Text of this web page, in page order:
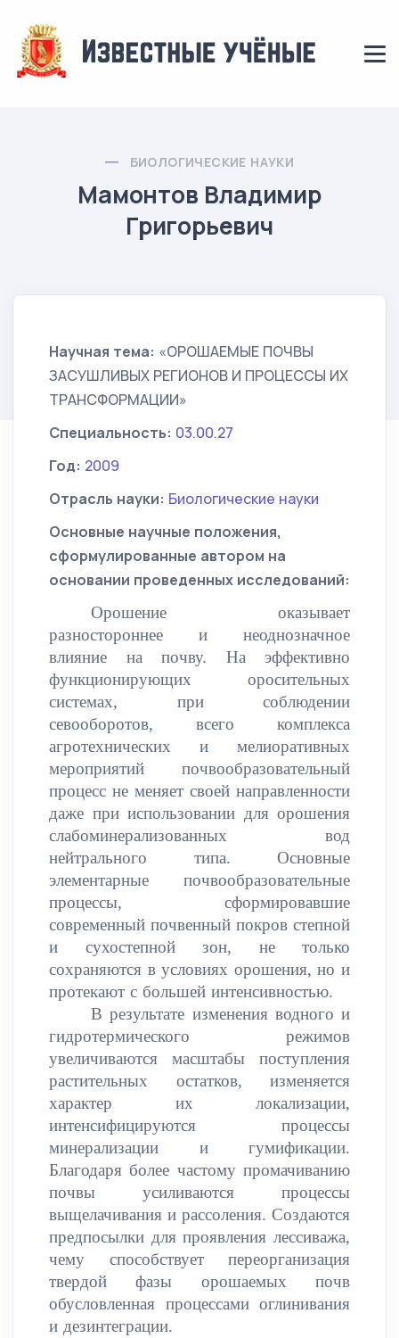
БИОЛОГИЧЕСКИЕ НАУКИ
Мамонтов Владимир
Григорьевич
Научная тема: «ОРОШАЕМЫЕ ПОЧВЫ
ЗАСУШЛИВЫХ РЕГИОНОВ И ПРОЦЕССЫ ИХ
ТРАНСФОРМАЦИИ»
Специальность: 03.00.27
Год: 2009
Отрасль науки: Биологические науки
Основные научные положения,
сформулированные автором на
основании проведенных исследований:
Орошение оказывает
разностороннее и неоднозначное
влияние на почву. На эффективно
функционирующих оросительных
системах, при соблюдении
севооборотов, всего комплекса
агротехнических и мелиоративных
мероприятий почвообразовательный
процесс не меняет своей направленности
даже при использовании для орошения
слабоминерализованных вод
нейтрального типа. Основные
элементарные почвообразовательные
процессы, сформировавшие
современный почвенный покров степной
и сухостепной зон, не только
сохраняются в условиях орошения, но и
протекают с большей интенсивностью.
В результате изменения водного и
гидротермического режимов
увеличиваются масштабы поступления
растительных остатков, изменяется
характер их локализации,
интенсифицируются процессы
минерализации и гумификации.
Благодаря более частому промачиванию
почвы усиливаются процессы
выщелачивания и рассоления. Создаются
предпосылки для проявления лессиважа,
чему способствует переорганизация
твердой фазы орошаемых почв
обусловленная процессами оглинивания
и дезинтеграции.